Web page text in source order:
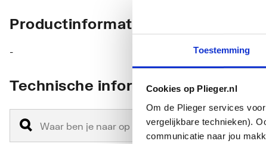
Toestemming
Cookies op Plieger.nl
Om de Plieger services
vergelijkbare technieken).
communicatie naar jou
Productinformatie
-
Technische informatie